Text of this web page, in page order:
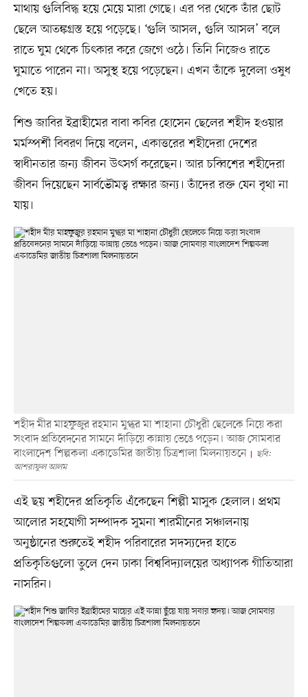
মাথায় গুলিবিদ্ধ হয়ে মেয়ে মারা গেছে। এর পর থেকে তাঁর ছোট
ছেলে আতঙ্কগ্রস্ত হয়ে পড়েছে। ‘গুলি আসল, গুলি আসল’ বলে
রাতে ঘুম থেকে চিৎকার করে জেগে ওঠে। তিনি নিজেও রাতে
ঘুমাতে পারেন না। অসুস্থ হয়ে পড়েছেন। এখন তাঁকে দুবেলা ওষুধ
খেতে হয়।
শিশু জাবির ইব্রাহীমের বাবা কবির হোসেন ছেলের শহীদ হওয়ার
মর্মস্পর্শী বিবরণ দিয়ে বলেন, একাত্তরের শহীদেরা দেশের
স্বাধীনতার জন্য জীবন উৎসর্গ করেছেন। আর চব্বিশের শহীদেরা
জীবন দিয়েছেন সার্বভৌমত্ব রক্ষার জন্য। তাঁদের রক্ত যেন বৃথা না
যায়।
শহীদ মীর মাহফুজুর রহমান মুগ্ধর মা শাহানা চৌধুরী ছেলেকে নিয়ে করা
সংবাদ প্রতিবেদনের সামনে দাঁড়িয়ে কান্নায় ভেঙে পড়েন। আজ সোমবার
বাংলাদেশ শিল্পকলা একাডেমির জাতীয় চিত্রশালা মিলনায়তনে
ছবি:
আশরাফুল আলম
এই ছয় শহীদের প্রতিকৃতি এঁকেছেন শিল্পী মাসুক হেলাল। প্রথম
আলোর সহযোগী সম্পাদক সুমনা শারমীনের সঞ্চালনায়
অনুষ্ঠানের শুরুতেই শহীদ পরিবারের সদস্যদের হাতে
প্রতিকৃতিগুলো তুলে দেন ঢাকা বিশ্ববিদ্যালয়ের অধ্যাপক গীতিআরা
নাসরিন।